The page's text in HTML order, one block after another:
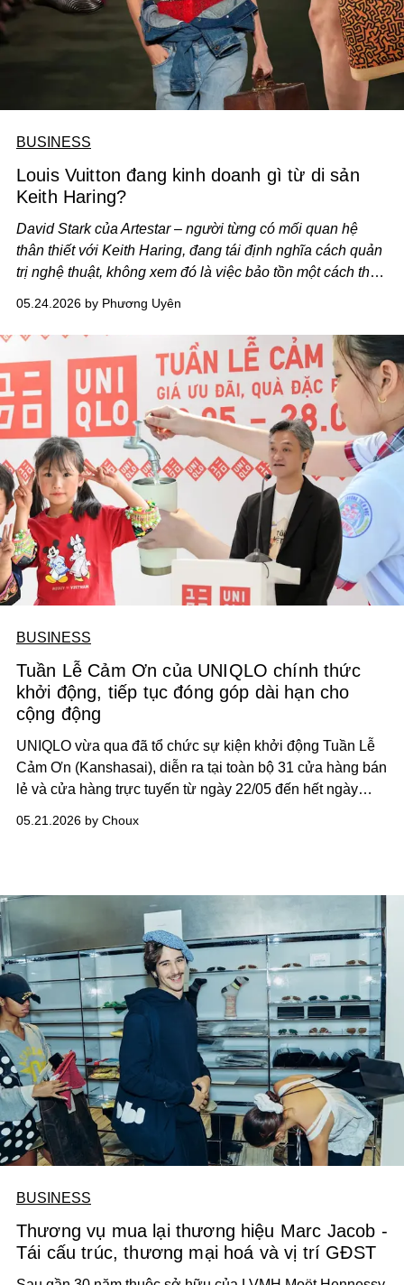
BUSINESS
Louis Vuitton đang kinh doanh gì từ di sản
Keith Haring?
David Stark của Artestar – người từng có mối quan hệ
thân thiết với Keith Haring, đang tái định nghĩa cách quản
trị nghệ thuật, không xem đó là việc bảo tồn một cách thụ
của nghệ sĩ tiếp tục được vang vọng qua nhiều thế hệ.
05.24.2026 by Phương Uyên
BUSINESS
Tuần Lễ Cảm Ơn của UNIQLO chính thức
khởi động, tiếp tục đóng góp dài hạn cho
cộng động
UNIQLO vừa qua đã tổ chức sự kiện khởi động Tuần Lễ
Cảm Ơn (Kanshasai), diễn ra tại toàn bộ 31 cửa hàng bán
lẻ và cửa hàng trực tuyến từ ngày 22/05 đến hết ngày
Vẹn Tin Yêu”, chương trình thường niên không chỉ là dịp
quà tặng hấp dẫn, mà còn tiếp tục hiện thực hóa các cam
kết đóng góp dài hạn cho cộng đồng.
05.21.2026 by Choux
BUSINESS
Thương vụ mua lại thương hiệu Marc Jacob -
Tái cấu trúc, thương mại hoá và vị trí GĐST